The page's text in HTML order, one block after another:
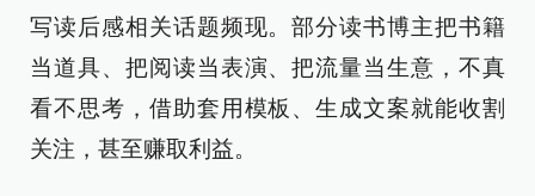
写读后感相关话题频现。部分读书博主把书籍
当道具、把阅读当表演、把流量当生意，不真
看不思考，借助套用模板、生成文案就能收割
关注，甚至赚取利益。